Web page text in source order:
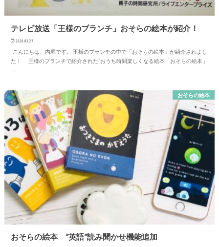
テレビ放送「王様のブランチ」おそらの絵本が紹介！
2020.03.27
こんにちは、内堀です。 王様のブランチの中で「おそらの絵本」が紹介されまし
た！ 王様のブランチで紹介された”おうち時間楽しくなる絵本「おそらの絵本」
おそらの絵本
おそらの絵本 ”英語”読み聞かせ機能追加